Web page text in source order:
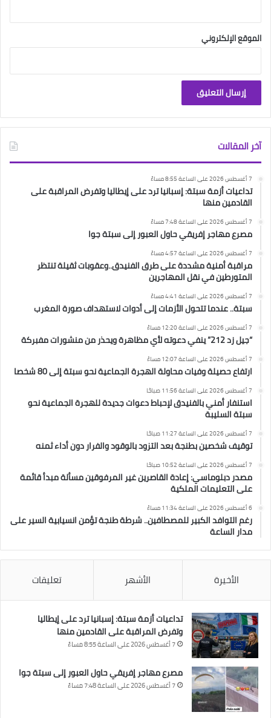
الموقع الإلكتروني
آخر المقالات
7 أغسطس 2026 على الساعة 8:55 مساءً
تداعيات أزمة سبتة: إسبانيا ترد على إيطاليا وتفرض المراقبة على
القادمين منها
7 أغسطس 2026 على الساعة 7:48 مساءً
مصرع مهاجر إفريقي حاول العبور إلى سبتة جوا
7 أغسطس 2026 على الساعة 4:57 مساءً
مراقبة أمنية مشددة على طرق الفنيدق..وعقوبات ثقيلة تنتظر
المتورطين في نقل المهاجرين
7 أغسطس 2026 على الساعة 4:41 مساءً
سبتة.. عندما تتحول الأزمات إلى أدوات لاستهداف صورة المغرب
7 أغسطس 2026 على الساعة 12:20 مساءً
“جيل زد 212” ينفي دعوته لأي مظاهرة ويحذر من منشورات مفبركة
7 أغسطس 2026 على الساعة 12:07 مساءً
ارتفاع حصيلة وفيات محاولة الهجرة الجماعية نحو سبتة إلى 80 شخصا
7 أغسطس 2026 على الساعة 11:56 صباحًا
استنفار أمني بالفنيدق لإحباط دعوات جديدة للهجرة الجماعية نحو
سبتة السليبة
7 أغسطس 2026 على الساعة 11:27 صباحًا
توقيف شخصين بطنجة بعد التزود بالوقود والفرار دون أداء ثمنه
7 أغسطس 2026 على الساعة 10:52 صباحًا
مصدر دبلوماسي: إعادة القاصرين غير المرفوقين مسألة مبدأ قائمة
على التعليمات الملكية
6 أغسطس 2026 على الساعة 11:34 مساءً
رغم التوافد الكبير للمصطافين.. شرطة طنجة تؤمن انسيابية السير على
مدار الساعة
الأخيرة الأشهر تعليقات
تداعيات أزمة سبتة: إسبانيا ترد على إيطاليا
وتفرض المراقبة على القادمين منها
7 أغسطس 2026 على الساعة 8:55 مساءً
مصرع مهاجر إفريقي حاول العبور إلى سبتة جوا
7 أغسطس 2026 على الساعة 7:48 مساءً